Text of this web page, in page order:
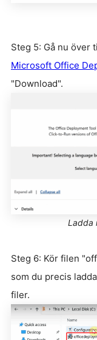
Steg 5: Gå nu över
Microsoft Office
"Download".
Ladda
Steg 6: Kör filen
som du precis
filer.